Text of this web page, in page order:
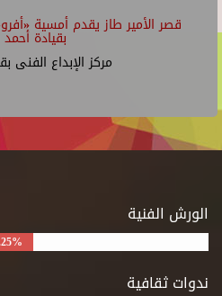
قصر الأمير طاز يقدم أمسية
بقيادة
مركز الإبداع الفنى
الورش الفنية
ندوات ثقافية